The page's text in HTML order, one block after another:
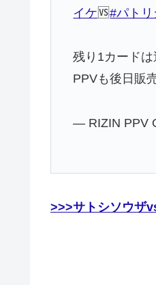
イケ🆚#パト
残り1カード
PPVも後日販
— RIZIN PPV
>>>サトシソウザ